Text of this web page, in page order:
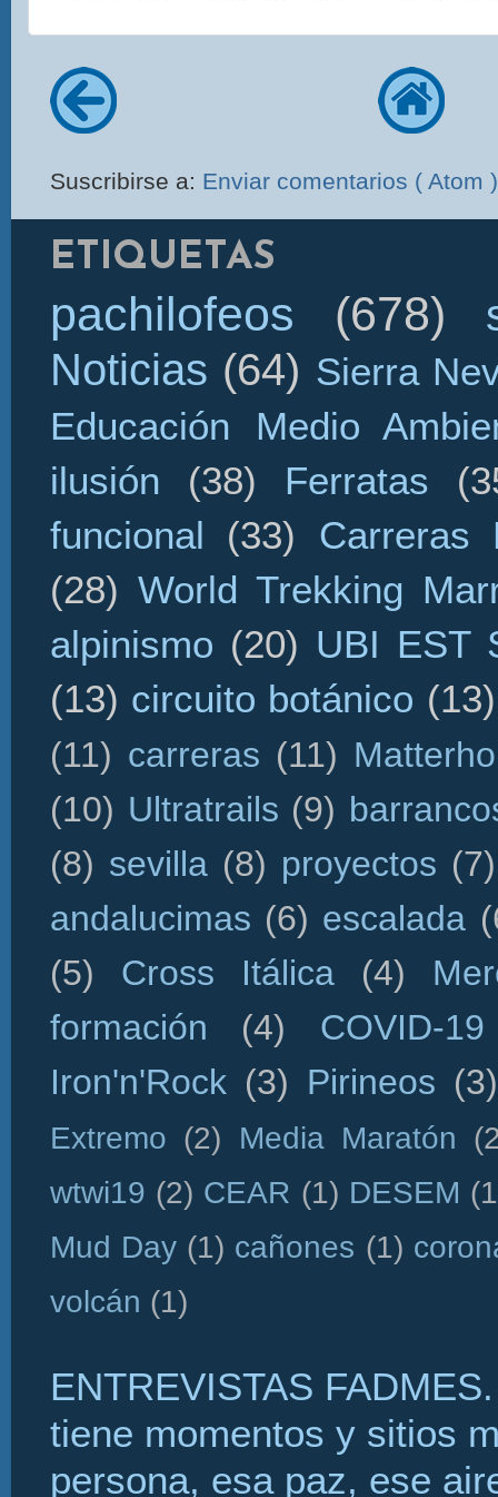
Suscribirse a: Enviar comentarios ( Atom )
ETIQUETAS
pachilofeos (678)
Noticias (64) Sierra
Educación Medio
ilusión
(38) Ferratas
funcional
(33)
Carreras
(28) World Trekking
alpinismo (20) UBI EST
(13) circuito botánico (13)
(11) carreras (11)
(10) Ultratrails (9)
(8) sevilla (8) proyectos (7)
andalucimas (6) escalada
(5)
Cross Itálica (4)
formación
(4)
COVID-19
Iron'n'Rock (3) Pirineos (3)
Extremo (2) Media Maratón
wtwi19 (2) CEAR (1) DESEM
Mud Day (1) cañones (1)
volcán (1)
ENTREVISTAS
tiene momentos y sitios
persona, esa paz, ese